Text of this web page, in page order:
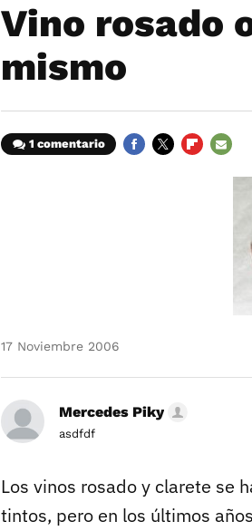
Vino rosado
mismo
1 comentario
17 Noviembre 2006
Mercedes Piky
asdfdf
Los vinos rosado y clarete se
tintos, pero en los últimos